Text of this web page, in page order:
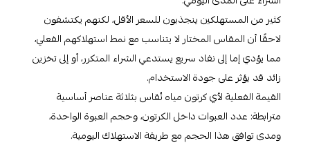
كثير من المستهلكين ينجذبون للسعر الأقل، لكنهم يكتشفون
لاحقًا أن المقاس المختار لا يتناسب مع نمط استهلاكهم الفعلي،
مما يؤدي إما إلى نفاد سريع يستدعي الشراء المتكرر، أو إلى تخزين
زائد قد يؤثر على جودة الاستخدام.
القيمة الفعلية لأي كرتون مياه تُقاس بثلاثة عناصر أساسية
مترابطة: عدد العبوات داخل الكرتون، وحجم العبوة الواحدة،
ومدى توافق هذا الحجم مع طريقة الاستهلاك اليومية.